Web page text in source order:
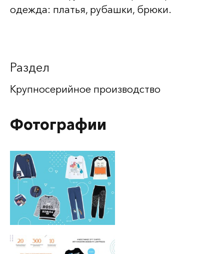
одежда: платья, рубашки, брюки.
Раздел
Крупносерийное производство
Фотографии